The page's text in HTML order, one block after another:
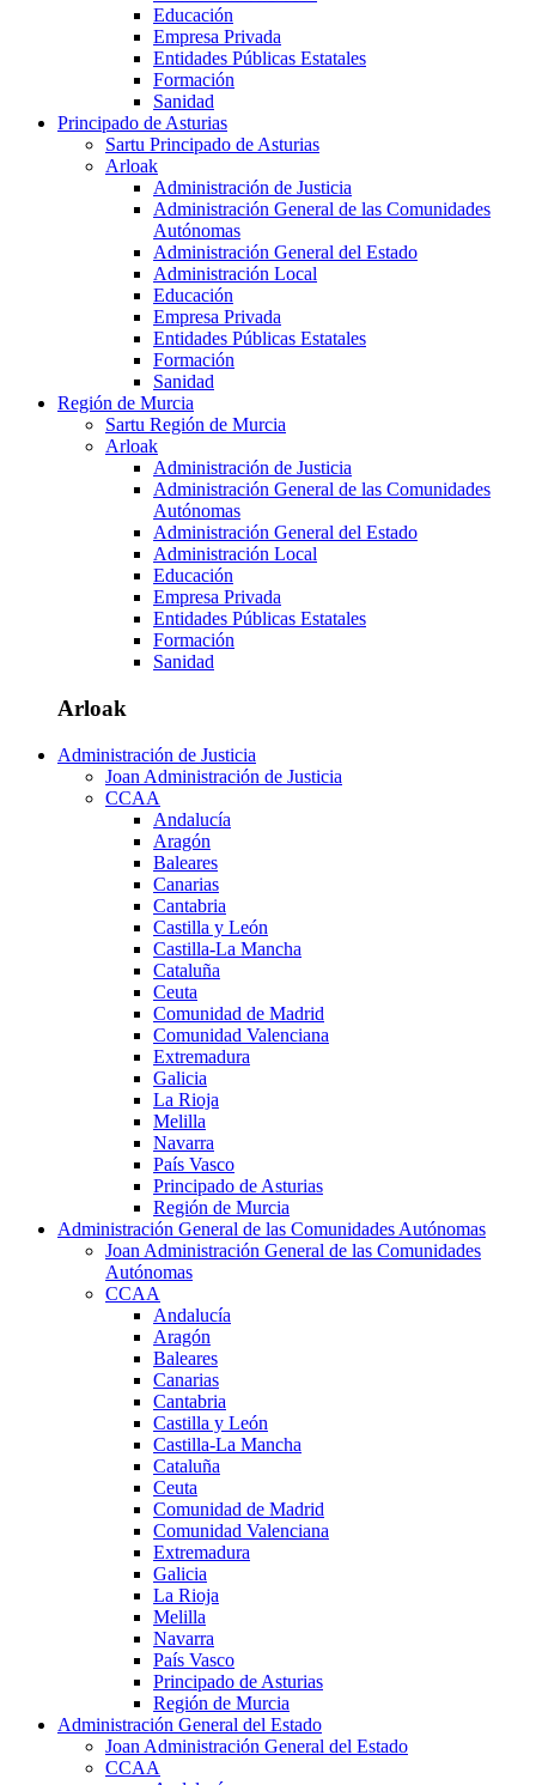
Educación
Empresa Privada
Entidades Públicas Estatales
Formación
Sanidad
Principado de Asturias
Sartu Principado de Asturias
Arloak
Administración de Justicia
Administración General de las Comunidades
Autónomas
Administración General del Estado
Administración Local
Educación
Empresa Privada
Entidades Públicas Estatales
Formación
Sanidad
Región de Murcia
Sartu Región de Murcia
Arloak
Administración de Justicia
Administración General de las Comunidades
Autónomas
Administración General del Estado
Administración Local
Educación
Empresa Privada
Entidades Públicas Estatales
Formación
Sanidad
Arloak
Administración de Justicia
Joan Administración de Justicia
CCAA
Andalucía
Aragón
Baleares
Canarias
Cantabria
Castilla y León
Castilla-La Mancha
Cataluña
Ceuta
Comunidad de Madrid
Comunidad Valenciana
Extremadura
Galicia
La Rioja
Melilla
Navarra
País Vasco
Principado de Asturias
Región de Murcia
Administración General de las Comunidades Autónomas
Joan Administración General de las Comunidades
Autónomas
CCAA
Andalucía
Aragón
Baleares
Canarias
Cantabria
Castilla y León
Castilla-La Mancha
Cataluña
Ceuta
Comunidad de Madrid
Comunidad Valenciana
Extremadura
Galicia
La Rioja
Melilla
Navarra
País Vasco
Principado de Asturias
Región de Murcia
Administración General del Estado
Joan Administración General del Estado
CCAA